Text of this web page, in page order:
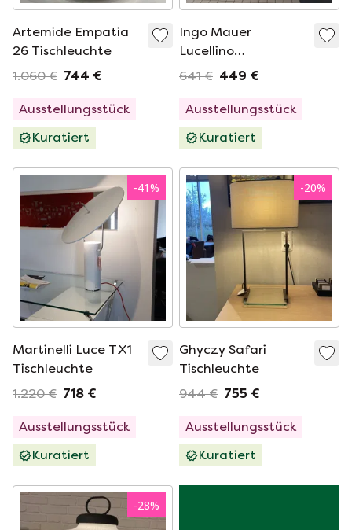
Artemide Empatia
26 Tischleuchte
1.060 € 744 €
Ausstellungsstück
Kuratiert
Ingo Mauer
Lucellino
Tischleuchte
641 € 449 €
Ausstellungsstück
Kuratiert
-41%
Martinelli Luce TX1
Tischleuchte
1.220 € 718 €
Ausstellungsstück
Kuratiert
-20%
Ghyczy Safari
Tischleuchte
944 € 755 €
Ausstellungsstück
Kuratiert
-28%